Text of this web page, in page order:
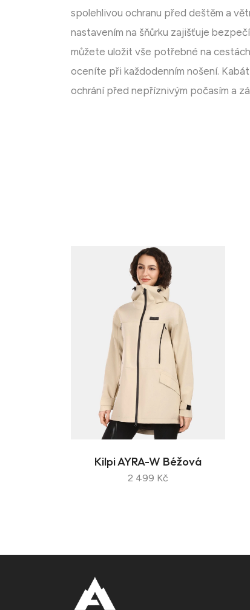
spolehlivou ochranu před deštěm a
nastavením na šňůrku zajišťuje
můžete uložit vše potřebné na
oceníte při každodenním nošení.
ochrání před nepříznivým počasím a
Kilpi AYRA-W Béžová
2 499 Kč